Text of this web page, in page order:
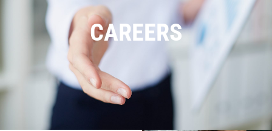
CAREERS